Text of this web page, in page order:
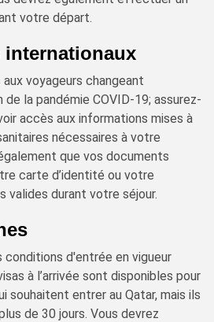
votre départ.
internationaux
voyageurs changeant
la pandémie COVID-19; assurez-
accès aux informations mises à
nécessaires à votre
que vos documents
carte d’identité ou votre
valides durant votre séjour.
conditions d'entrée en vigueur
à l’arrivée sont disponibles pour
souhaitent entrer au Qatar, mais ils
de 30 jours. Vous devrez